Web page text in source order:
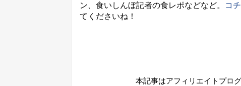
ン、食いしんぼ記者の食レポなどなど。
コ
てくださいね！
本記事はアフィリエイトプロ